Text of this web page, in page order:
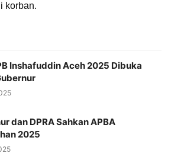
korban.
Inshafuddin Aceh 2025 Dibuka
dan DPRA Sahkan APBA
2025